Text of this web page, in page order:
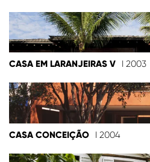
CASA EM LARANJEIRAS V I 2003
CASA CONCEIÇÃO I 2004